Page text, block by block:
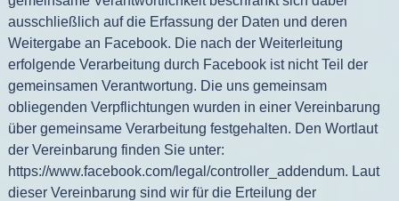
ausschließlich auf die Erfassung der Daten und deren
Weitergabe an Facebook. Die nach der Weiterleitung
erfolgende Verarbeitung durch Facebook ist nicht Teil der
gemeinsamen Verantwortung. Die uns gemeinsam
obliegenden Verpflichtungen wurden in einer Vereinbarung
über gemeinsame Verarbeitung festgehalten. Den Wortlaut
der Vereinbarung finden Sie unter:
https://www.facebook.com/legal/controller_addendum. Laut
dieser Vereinbarung sind wir für die Erteilung der